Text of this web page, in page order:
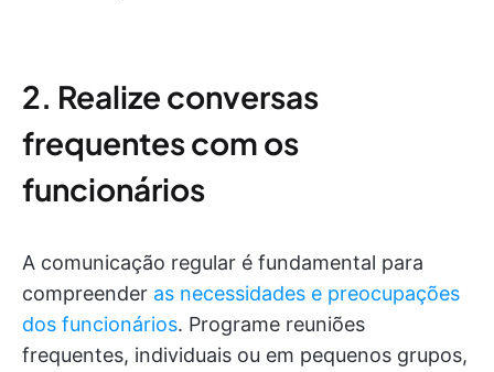
2. Realize conversas
frequentes com os
funcionários
A comunicação regular é fundamental para
compreender as necessidades e preocupações
dos funcionários. Programe reuniões
frequentes, individuais ou em pequenos grupos,